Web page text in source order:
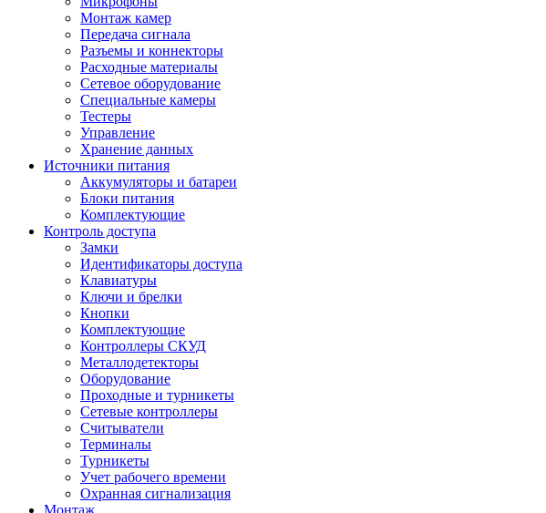
Монтаж камер
Передача сигнала
Разъемы и коннекторы
Расходные материалы
Сетевое оборудование
Специальные камеры
Тестеры
Управление
Хранение данных
Источники питания
Аккумуляторы и батареи
Блоки питания
Комплектующие
Контроль доступа
Замки
Идентификаторы доступа
Клавиатуры
Ключи и брелки
Кнопки
Комплектующие
Контроллеры СКУД
Металлодетекторы
Оборудование
Проходные и турникеты
Сетевые контроллеры
Считыватели
Терминалы
Турникеты
Учет рабочего времени
Охранная сигнализация
Монтаж